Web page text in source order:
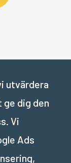
utvärdera
dig den
Vi
Ads